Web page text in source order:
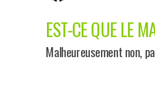
EST-CE QUE LE
Malheureusement non,